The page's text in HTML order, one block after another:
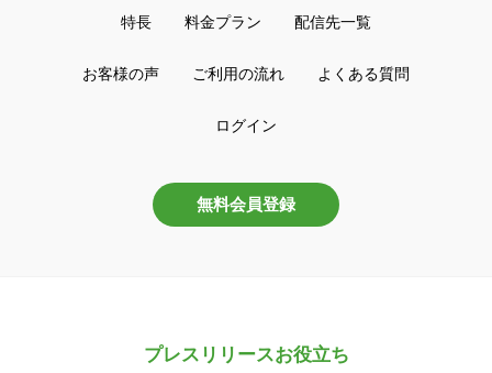
特長 料金プラン 配信先一覧
お客様の声 ご利用の流れ よくある質問
ログイン
無料会員登録
プレスリリースお役立ち